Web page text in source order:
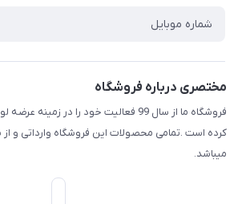
مختصری درباره فروشگاه
فروشگاه ما از سال 99 فعالیت خود را در
کرده است .تمامی محصولات این فروشگاه وارداتی و از
میباشد.